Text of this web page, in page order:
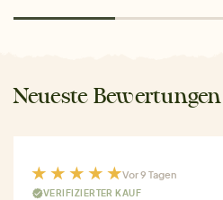
Neueste Bewertungen
Vor 9 Tagen
VERIFIZIERTER KAUF